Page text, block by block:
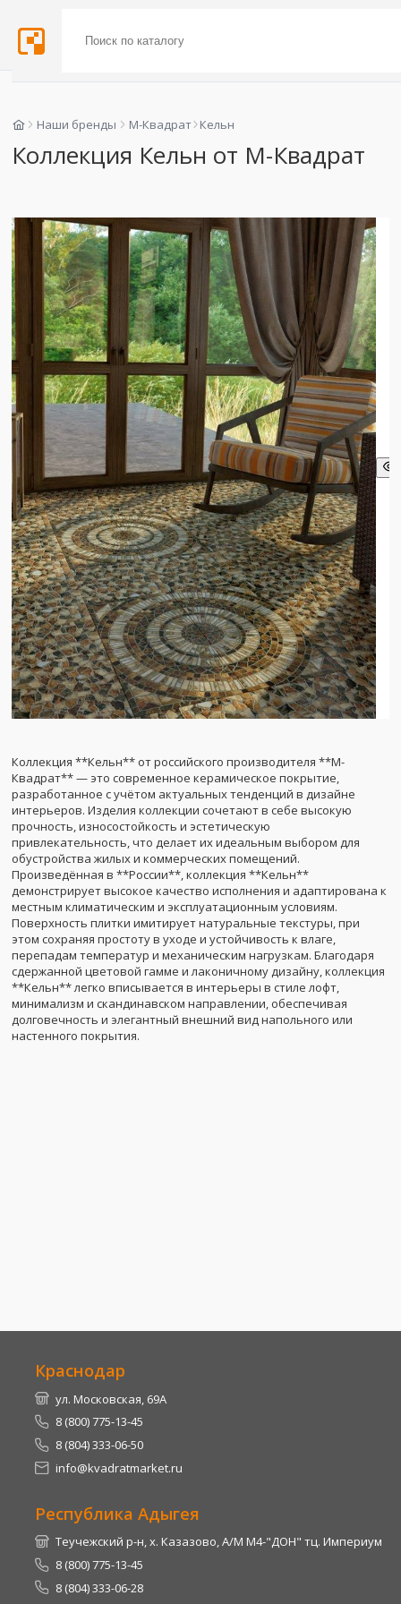
Наши бренды М-Квадрат Кельн
Коллекция Кельн от М-Квадрат
Коллекция **Кельн** от российского производителя **М-
Квадрат** — это современное керамическое покрытие,
разработанное с учётом актуальных тенденций в дизайне
интерьеров. Изделия коллекции сочетают в себе высокую
прочность, износостойкость и эстетическую
привлекательность, что делает их идеальным выбором для
обустройства жилых и коммерческих помещений.
Произведённая в **России**, коллекция **Кельн**
демонстрирует высокое качество исполнения и адаптирована к
местным климатическим и эксплуатационным условиям.
Поверхность плитки имитирует натуральные текстуры, при
этом сохраняя простоту в уходе и устойчивость к влаге,
перепадам температур и механическим нагрузкам. Благодаря
сдержанной цветовой гамме и лаконичному дизайну, коллекция
**Кельн** легко вписывается в интерьеры в стиле лофт,
минимализм и скандинавском направлении, обеспечивая
долговечность и элегантный внешний вид напольного или
настенного покрытия.
Краснодар
ул. Московская, 69А
8 (800) 775-13-45
8 (804) 333-06-50
info@kvadratmarket.ru
Республика Адыгея
Теучежский р-н, х. Казазово, А/М М4-"ДОН" тц. Империум
8 (800) 775-13-45
8 (804) 333-06-28